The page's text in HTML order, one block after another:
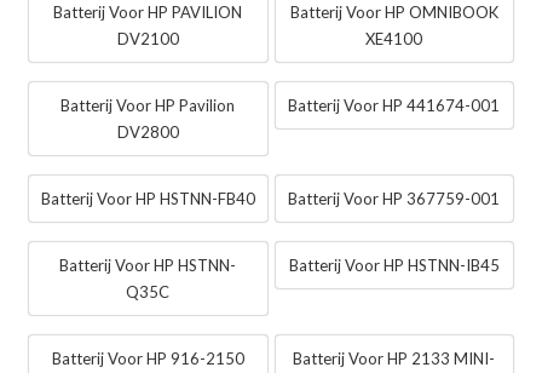
Batterij Voor HP PAVILION
DV2100
Batterij Voor HP OMNIBOOK
XE4100
Batterij Voor HP Pavilion
DV2800
Batterij Voor HP 441674-001
Batterij Voor HP HSTNN-FB40 Batterij Voor HP 367759-001
Batterij Voor HP HSTNN-
Q35C
Batterij Voor HP HSTNN-IB45
Batterij Voor HP 916-2150
Batterij Voor HP 2133 MINI-